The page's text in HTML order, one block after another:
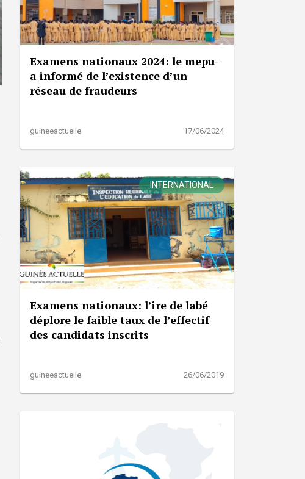
Examens nationaux 2024: le mepu-
a informé de l’existence d’un
réseau de fraudeurs
guineeactuelle 17/06/2024
INTERNATIONAL
Examens nationaux: l’ire de labé
déplore le faible taux de l’effectif
des candidats inscrits
guineeactuelle 26/06/2019